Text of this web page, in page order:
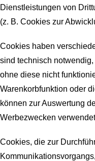
Dienstleistungen von
(z. B. Cookies zur
Cookies haben
sind technisch
ohne diese nicht
Warenkorbfunktion oder
können zur Auswertung
Werbezwecken
Cookies, die zur